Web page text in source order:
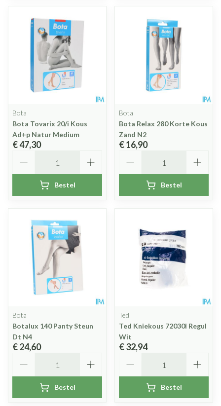
Bota
Bota Tovarix 20/i Kous
Ad+p Natur Medium
€ 47,30
Bestel
Bota
Bota Relax 280 Korte Kous
Zand N2
€ 16,90
Bestel
Bota
Botalux 140 Panty Steun
Dt N4
€ 24,60
Bestel
Ted
Ted Kniekous 72030l Regul
Wit
€ 32,94
Bestel